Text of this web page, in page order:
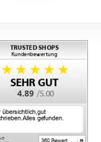
4.89